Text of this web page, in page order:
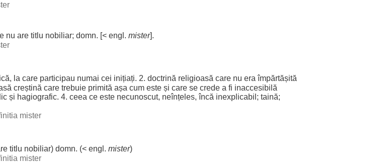
nu are titlu nobiliar; domn. [< engl. mister].
, la care participau numai cei inițiați. 2. doctrină religioasă care nu era împărtășită
creștină care trebuie primită așa cum este și care se crede a fi inaccesibilă
și hagiografic. 4. ceea ce este necunoscut, neînțeles,încă inexplicabil ; taină;
mister
titlu nobiliar) domn. (< engl. mister)
mister